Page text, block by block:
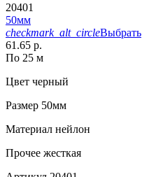
20401
50мм
checkmark_alt_circleВыбрать
61.65 р.
По 25 м
Цвет черный
Размер 50мм
Материал нейлон
Прочее жесткая